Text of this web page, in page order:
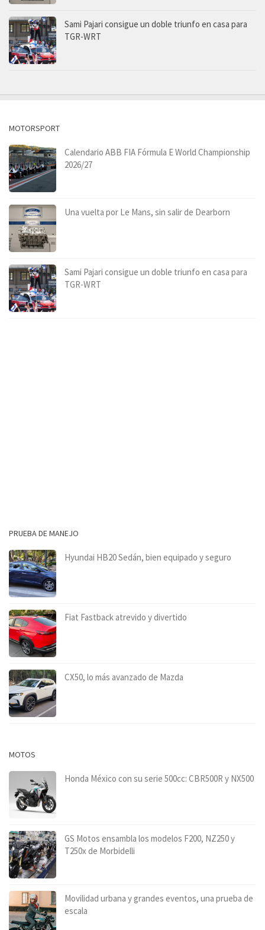
Sami Pajari consigue un doble triunfo en casa para
TGR-WRT
MOTORSPORT
Calendario ABB FIA Fórmula E World Championship
2026/27
Una vuelta por Le Mans, sin salir de Dearborn
Sami Pajari consigue un doble triunfo en casa para
TGR-WRT
PRUEBA DE MANEJO
Hyundai HB20 Sedán, bien equipado y seguro
Fiat Fastback atrevido y divertido
CX50, lo más avanzado de Mazda
MOTOS
Honda México con su serie 500cc: CBR500R y NX500
GS Motos ensambla los modelos F200, NZ250 y
T250x de Morbidelli
Movilidad urbana y grandes eventos, una prueba de
escala